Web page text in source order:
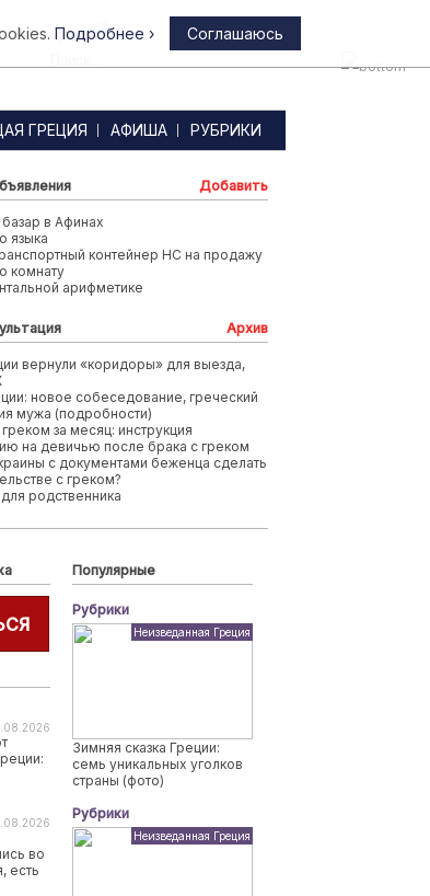
Афины
ГРЕЦИЯ АФИША РУБРИКИ
Добавить
в Афинах
языка
контейнер HC на продажу
комнату
арифметике
Архив
вернули «коридоры» для выезда,
новое собеседование, греческий
мужа (подробности)
за месяц: инструкция
на девичью после брака с греком
с документами беженца сделать
с греком?
родственника
во
есть
Популярные
Рубрики
Неизведанная Греция
Зимняя сказка Греции:
семь уникальных уголков
страны (фото)
Рубрики
Неизведанная Греция
Подробнее › Соглашаюсь